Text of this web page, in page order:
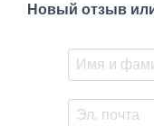
Новый отзыв